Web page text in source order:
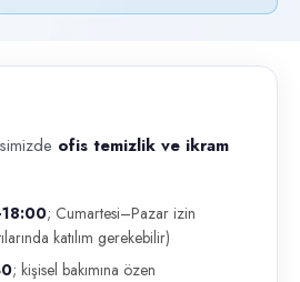
temizlik ve ikram personeli. Hafta içi
ofis temizlik ve ikram
; Cumartesi–Pazar izin
katılım gerekebilir)
; kişisel bakımına özen